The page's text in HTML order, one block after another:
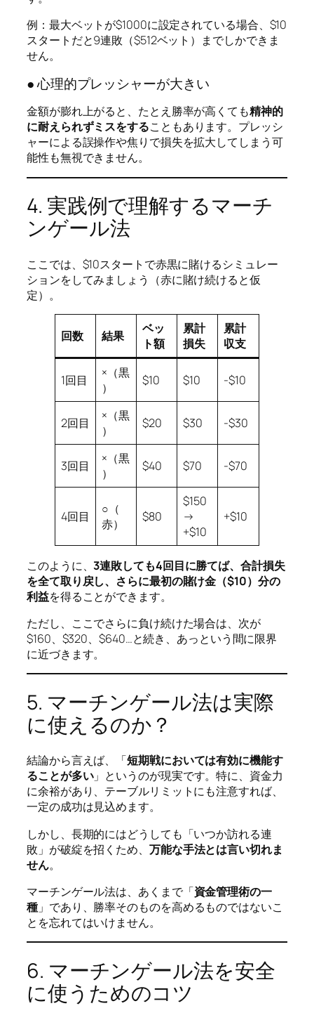
例：最大ベットが$1000に設定されている場合、$10
スタートだと9連敗（$512ベット）までしかできま
せん。
● 心理的プレッシャーが大きい
金額が膨れ上がると、たとえ勝率が高くても精神的
に耐えられずミスをすることもあります。プレッシ
ャーによる誤操作や焦りで損失を拡大してしまう可
能性も無視できません。
4. 実践例で理解するマーチ
ンゲール法
ここでは、$10スタートで赤黒に賭けるシミュレー
ションをしてみましょう（赤に賭け続けると仮
定）。
回数 結果
ベッ
ト額
累計
損失
累計
収支
1回目
×（黒
）
$10 $10 -$10
2回目
×（黒
）
$20 $30 -$30
3回目
×（黒
）
$40 $70 -$70
4回目
○（
赤）
$80
$150
→
+$10
+$10
このように、3連敗しても4回目に勝てば、合計損失
を全て取り戻し、さらに最初の賭け金（$10）分の
利益を得ることができます。
ただし、ここでさらに負け続けた場合は、次が
$160、$320、$640…と続き、あっという間に限界
に近づきます。
5. マーチンゲール法は実際
に使えるのか？
結論から言えば、「短期戦においては有効に機能す
ることが多い」というのが現実です。特に、資金力
に余裕があり、テーブルリミットにも注意すれば、
一定の成功は見込めます。
しかし、長期的にはどうしても「いつか訪れる連
敗」が破綻を招くため、 万能な手法とは言い切れま
せん。
マーチンゲール法は、あくまで「資金管理術の一
種」であり、勝率そのものを高めるものではないこ
とを忘れてはいけません。
6. マーチンゲール法を安全
に使うためのコツ